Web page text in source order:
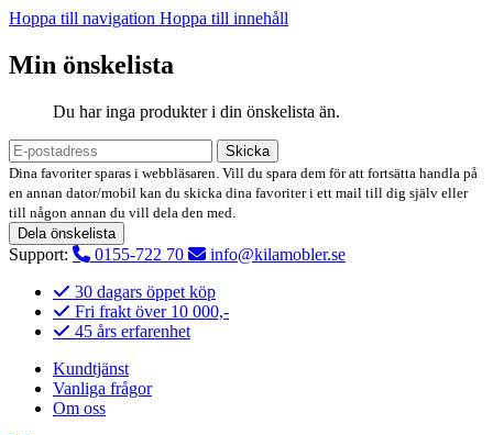
Hoppa till navigation Hoppa till innehåll
Min önskelista
Du har inga produkter i din önskelista än.
Skicka
Dina favoriter sparas i webbläsaren. Vill du spara dem för att fortsätta handla på
en annan dator/mobil kan du skicka dina favoriter i ett mail till dig själv eller
till någon annan du vill dela den med.
Dela önskelista
Support: 0155-722 70
info@kilamobler.se
30 dagars öppet köp
Fri frakt över 10 000,-
45 års erfarenhet
Kundtjänst
Vanliga frågor
Om oss